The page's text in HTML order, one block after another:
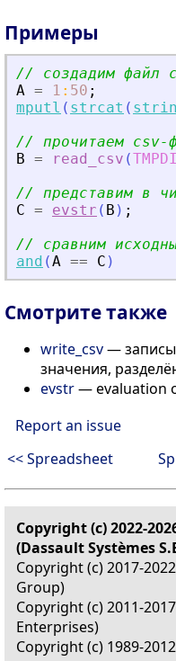
Примеры
// создадим файл с
A = 1 : 50 ;
mputl ( strcat (
// прочитаем csv-
B = read_csv (
// представим в
C = evstr ( B ) ;
// сравним
and (A == C )
Смотрите также
write_csv—
значения,
evstr— evaluation
Report an issue
<< Spreadsheet
Copyright (c) 2022-
(Dassault Systèmes
Copyright (c) 2017-
Group)
Copyright (c) 2011-
Enterprises)
Copyright (c) 1989-